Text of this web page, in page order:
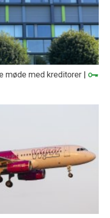
møde med kreditorer |